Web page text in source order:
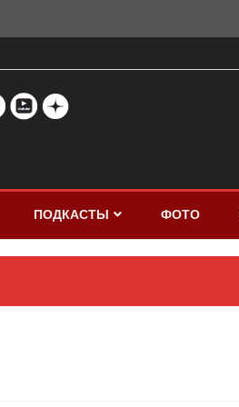
ПОДКАСТЫ ФОТО